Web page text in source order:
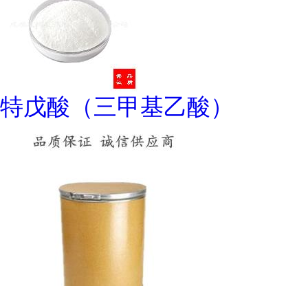
特戊酸（三甲基乙酸）